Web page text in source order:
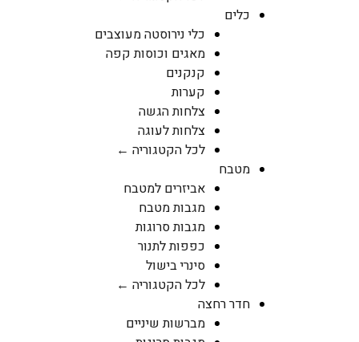
כלים
כלי נירוסטה מעוצבים
מאגים וכוסות קפה
קנקנים
קערות
צלחות הגשה
צלחות לעוגה
לכל הקטגוריה ←
מטבח
אביזרים למטבח
מגבות מטבח
מגבות סרוגות
כפפות לתנור
סינרי בישול
לכל הקטגוריה ←
חדר רחצה
מברשות שיניים